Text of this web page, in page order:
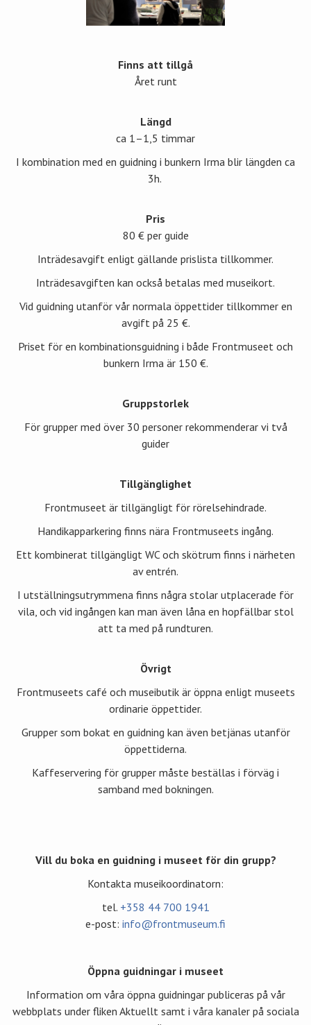
Finns att tillgå
Året runt
Längd
ca 1–1,5 timmar
I kombination med en guidning i bunkern Irma blir längden ca
3h.
Pris
80 € per guide
Inträdesavgift enligt gällande prislista tillkommer.
Inträdesavgiften kan också betalas med museikort.
Vid guidning utanför vår normala öppettider tillkommer en
avgift på 25 €.
Priset för en kombinationsguidning i både Frontmuseet och
bunkern Irma är 150 €.
Gruppstorlek
För grupper med över 30 personer rekommenderar vi två
guider
Tillgänglighet
Frontmuseet är tillgängligt för rörelsehindrade.
Handikapparkering finns nära Frontmuseets ingång.
Ett kombinerat tillgängligt WC och skötrum finns i närheten
av entrén.
I utställningsutrymmena finns några stolar utplacerade för
vila, och vid ingången kan man även låna en hopfällbar stol
att ta med på rundturen.
Övrigt
Frontmuseets café och museibutik är öppna enligt museets
ordinarie öppettider.
Grupper som bokat en guidning kan även betjänas utanför
öppettiderna.
Kaffeservering för grupper måste beställas i förväg i
samband med bokningen.
Vill du boka en guidning i museet för din grupp?
Kontakta museikoordinatorn:
tel. +358 44 700 1941
e-post: info@frontmuseum.fi
Öppna guidningar i museet
Information om våra öppna guidningar publiceras på vår
webbplats under fliken Aktuellt samt i våra kanaler på sociala